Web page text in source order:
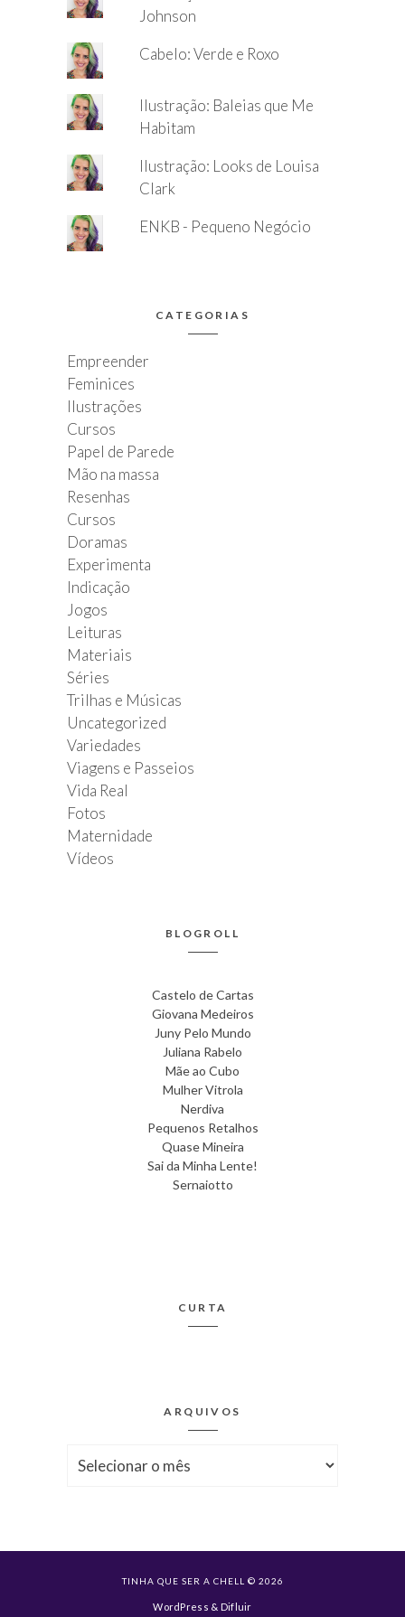
Johnson
Cabelo: Verde e Roxo
Ilustração: Baleias que Me
Habitam
Ilustração: Looks de Louisa
Clark
ENKB - Pequeno Negócio
CATEGORIAS
Empreender
Feminices
Ilustrações
Cursos
Papel de Parede
Mão na massa
Resenhas
Cursos
Doramas
Experimenta
Indicação
Jogos
Leituras
Materiais
Séries
Trilhas e Músicas
Uncategorized
Variedades
Viagens e Passeios
Vida Real
Fotos
Maternidade
Vídeos
BLOGROLL
Castelo de Cartas
Giovana Medeiros
Juny Pelo Mundo
Juliana Rabelo
Mãe ao Cubo
Mulher Vitrola
Nerdiva
Pequenos Retalhos
Quase Mineira
Sai da Minha Lente!
Sernaiotto
CURTA
ARQUIVOS
TINHA QUE SER A CHELL © 2026
WordPress & Difluir